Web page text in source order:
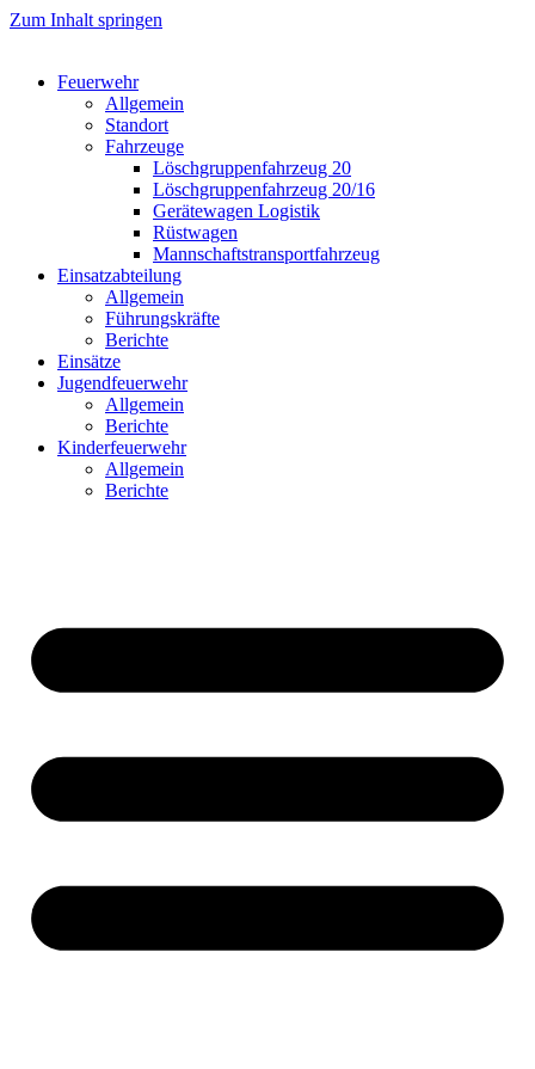
Zum Inhalt springen
Feuerwehr
Allgemein
Standort
Fahrzeuge
Löschgruppen­fahrzeug 20
Lösch­gruppen­fahrzeug 20/16
Geräte­wagen Logistik
Rüst­wagen
Mannschafts­transportfahrzeug
Einsatz­abteilung
Allgemein
Führungs­kräfte
Berichte
Einsätze
Jugend­feuerwehr
Allgemein
Berichte
Kinder­feuerwehr
Allgemein
Berichte